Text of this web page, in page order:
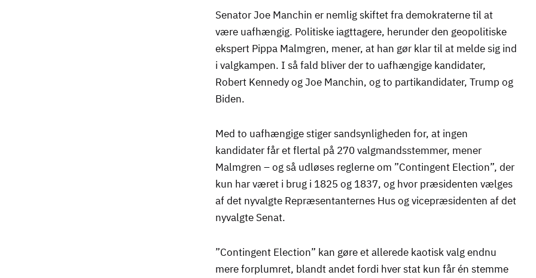
Senator Joe Manchin er nemlig skiftet fra demokraterne til at
være uafhængig. Politiske iagttagere, herunder den geopolitiske
ekspert Pippa Malmgren, mener, at han gør klar til at melde sig ind
i valgkampen. I så fald bliver der to uafhængige kandidater,
Robert Kennedy og Joe Manchin, og to partikandidater, Trump og
Biden.
Med to uafhængige stiger sandsynligheden for, at ingen
kandidater får et flertal på 270 valgmandsstemmer, mener
Malmgren – og så udløses reglerne om ”Contingent Election”, der
kun har været i brug i 1825 og 1837, og hvor præsidenten vælges
af det nyvalgte Repræsentanternes Hus og vicepræsidenten af det
nyvalgte Senat.
”Contingent Election” kan gøre et allerede kaotisk valg endnu
mere forplumret, blandt andet fordi hver stat kun får én stemme